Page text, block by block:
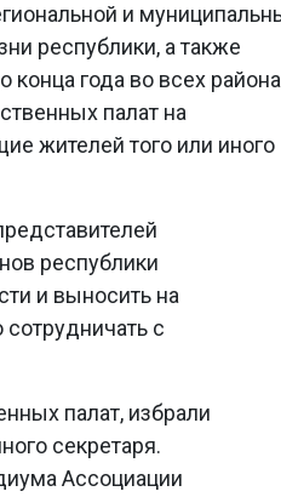
и
республики, а также
конца года во всех
палат на
жителей того или иного
республики
и выносить на
с
палат, избрали
секретаря.
Ассоциации